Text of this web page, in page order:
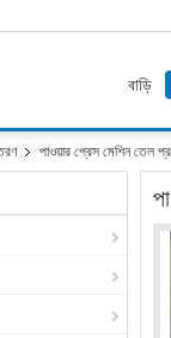
বাড়ি
পাওয়ার প্রেস মেশিন তেল